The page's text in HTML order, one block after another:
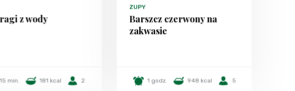
z wody
15 min. 181 kcal 2
ZUPY
Barszcz czerwony na
zakwasie
1 godz. 948 kcal 5